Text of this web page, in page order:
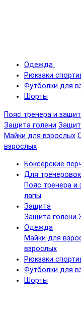
Одежда
Рюкзаки
Футболки для
Шорты
Пояс тренера и
Защита голени
Майки для взрослых
взрослых
Боксёрские
Для тренеровок
Пояс тренера
лапы
Защита
Защита голени
Одежда
Майки для
взрослых
Рюкзаки
Футболки для
Шорты